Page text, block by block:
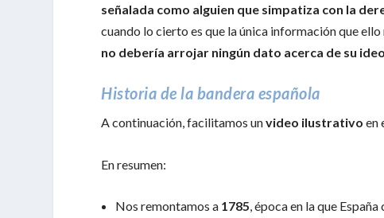
señalada como alguien que simpatiza con la
cuando lo cierto es que la única información que
no debería arrojar ningún dato acerca de su
Historia de la bandera española
A continuación, facilitamos unvideo ilustrativoen
En resumen:
Nos remontamos a 1785, época en la que